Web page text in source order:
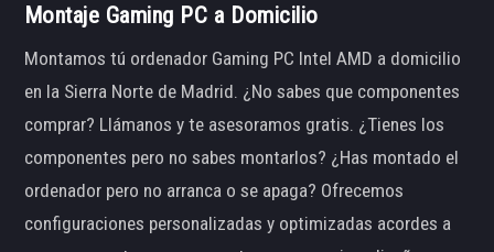
Montaje Gaming PC a Domicilio
Montamos tú ordenador Gaming PC Intel AMD a domicilio
en la Sierra Norte de Madrid. ¿No sabes que componentes
comprar? Llámanos y te asesoramos gratis. ¿Tienes los
componentes pero no sabes montarlos? ¿Has montado el
ordenador pero no arranca o se apaga? Ofrecemos
configuraciones personalizadas y optimizadas acordes a